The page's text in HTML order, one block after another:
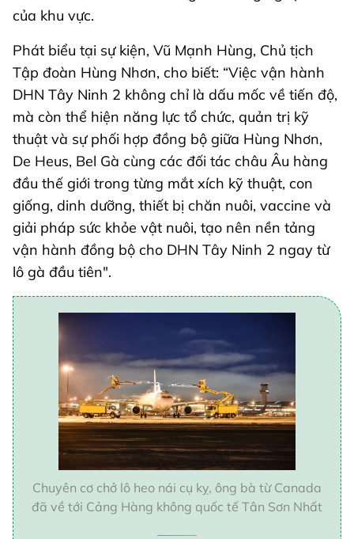
của khu vực.
Phát biểu tại sự kiện, Vũ Mạnh Hùng, Chủ tịch
Tập đoàn Hùng Nhơn, cho biết: “Việc vận hành
DHN Tây Ninh 2 không chỉ là dấu mốc về tiến độ,
mà còn thể hiện năng lực tổ chức, quản trị kỹ
thuật và sự phối hợp đồng bộ giữa Hùng Nhơn,
De Heus, Bel Gà cùng các đối tác châu Âu hàng
đầu thế giới trong từng mắt xích kỹ thuật, con
giống, dinh dưỡng, thiết bị chăn nuôi, vaccine và
giải pháp sức khỏe vật nuôi, tạo nên nền tảng
vận hành đồng bộ cho DHN Tây Ninh 2 ngay từ
lô gà đầu tiên".
Chuyên cơ chở lô heo nái cụ kỵ, ông bà từ Canada
đã về tới Cảng Hàng không quốc tế Tân Sơn Nhất